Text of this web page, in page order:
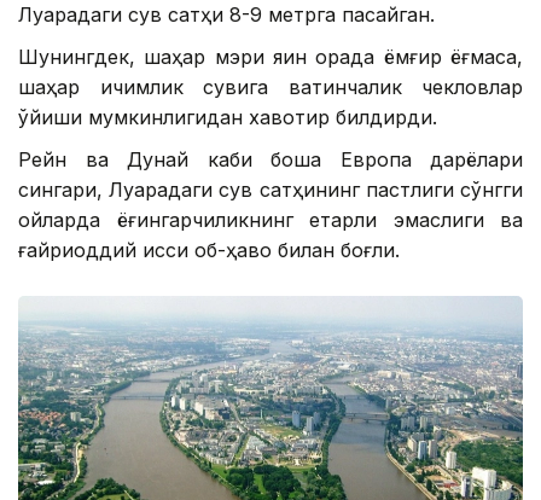
Луарадаги сув сатҳи 8-9 метрга пасайган.
Шунингдек, шаҳар мэри яқин орада ёмғир ёғмаса,
шаҳар ичимлик сувига вақтинчалик чекловлар
қўйиши мумкинлигидан хавотир билдирди.
Рейн ва Дунай каби бошқа Европа дарёлари
сингари, Луарадаги сув сатҳининг пастлиги сўнгги
ойларда ёғингарчиликнинг етарли эмаслиги ва
ғайриоддий иссиқ об-ҳаво билан боғлиқ.